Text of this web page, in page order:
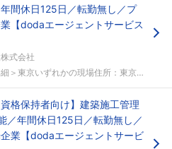
間休日125日／転勤無し／プ
【dodaエージェントサービス
式会社
＞東京いずれかの現場住所：東京都 受動...
資格保持者向け】建築施工管理
／年間休日125日／転勤無し／
業【dodaエージェントサービ